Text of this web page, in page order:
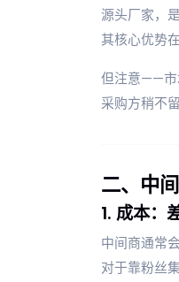
源头厂家，
其核心优势
但注意——市
采购方稍不
二、中
1. 成本：
中间商通常
对于靠粉丝